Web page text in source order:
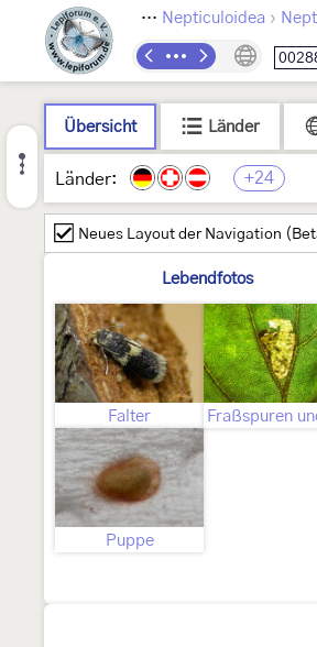
Lepidoptera Nepticuloidea ›
Übersicht Länder
Länder: +24
Neues Layout der Navigation
Lebendfotos
Falter
Puppe